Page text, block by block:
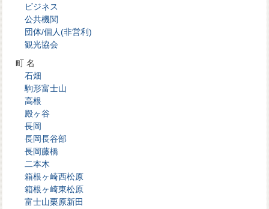
ビジネス
公共機関
団体/個人(非営利)
観光協会
町 名
石畑
駒形富士山
高根
殿ヶ谷
長岡
長岡長谷部
長岡藤橋
二本木
箱根ヶ崎西松原
箱根ヶ崎東松原
富士山栗原新田